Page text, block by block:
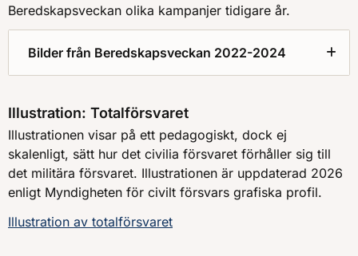
Beredskapsveckan olika kampanjer tidigare år.
Bilder från Beredskapsveckan 2022-2024
Illustration: Totalförsvaret
Illustrationen visar på ett pedagogiskt, dock ej
skalenligt, sätt hur det civilia försvaret förhåller sig till
det militära försvaret. Illustrationen är uppdaterad 2026
enligt Myndigheten för civilt försvars grafiska profil.
Illustration av totalförsvaret